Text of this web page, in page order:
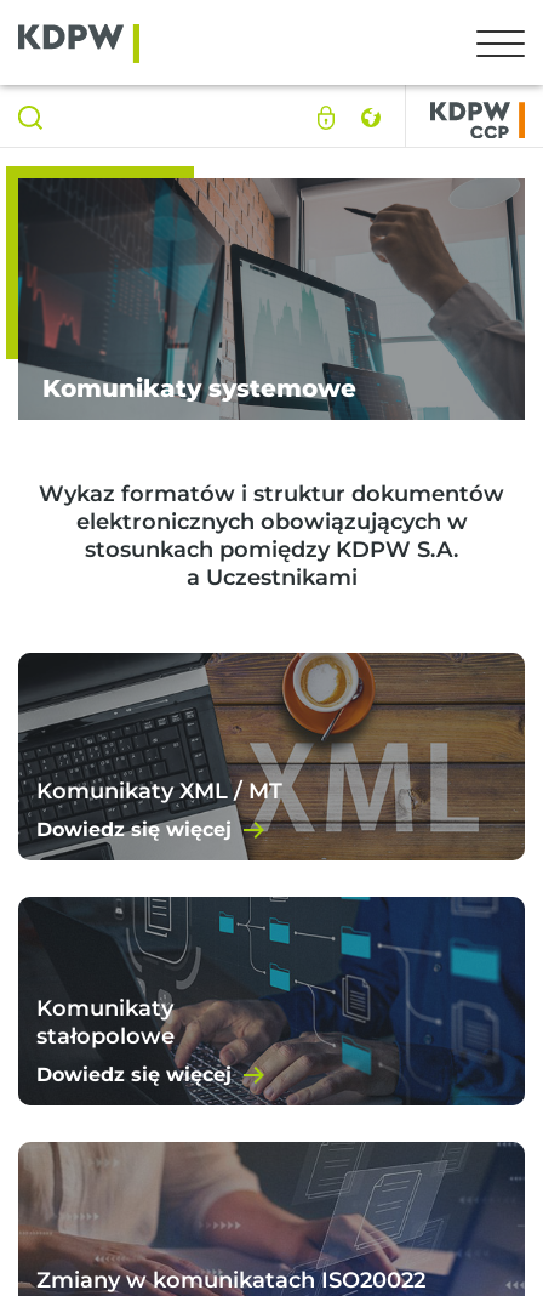
Komunikaty systemowe
Wykaz formatów i struktur dokumentów
elektronicznych obowiązujących w
stosunkach pomiędzy KDPW S.A.
a Uczestnikami
Komunikaty XML / MT
Dowiedz się więcej
Komunikaty
stałopolowe
Dowiedz się więcej
Zmiany w komunikatach ISO20022